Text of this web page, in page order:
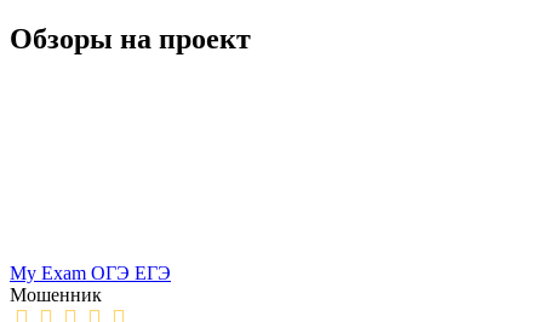
Обзоры на проект
My Exam ОГЭ ЕГЭ
Мошенник